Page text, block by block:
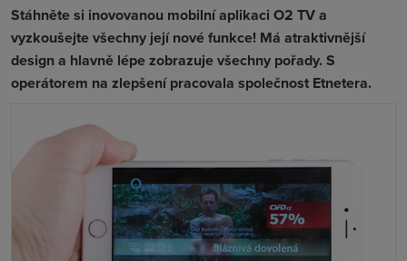
Stáhněte si inovovanou mobilní aplikaci O2 TV a
vyzkoušejte všechny její nové funkce! Má atraktivnější
design a hlavně lépe zobrazuje všechny pořady. S
operátorem na zlepšení pracovala společnost Etnetera.